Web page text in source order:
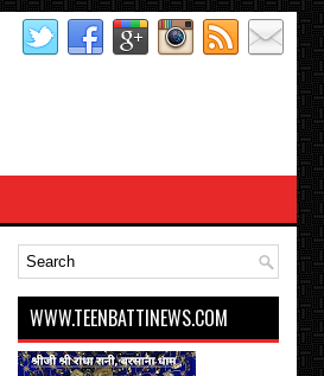
WWW.TEENBATTINEWS.COM